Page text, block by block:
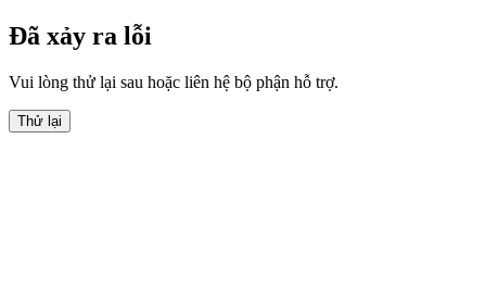
Đã xảy ra lỗi
Vui lòng thử lại sau hoặc liên hệ bộ phận hỗ trợ.
Thử lại